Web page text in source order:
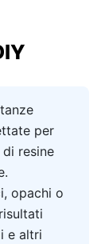
per
resine
opachi o
e altri